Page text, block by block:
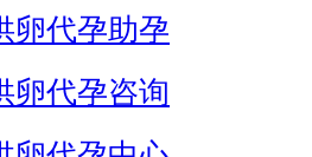
卵代孕助孕
卵代孕咨询